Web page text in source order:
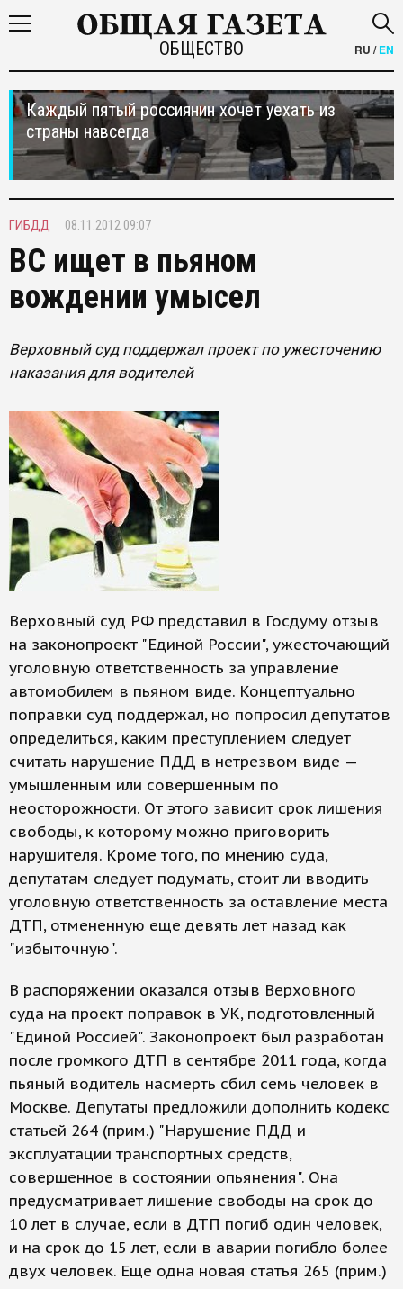
ОБЩЕСТВО RU /EN
Каждый пятый россиянин хочет уехать из
страны навсегда
ГИБДД 08.11.2012 09:07
ВС ищет в пьяном
вождении умысел
Верховный суд поддержал проект по ужесточению
наказания для водителей
Верховный суд РФ представил в Госдуму отзыв
на законопроект "Единой России", ужесточающий
уголовную ответственность за управление
автомобилем в пьяном виде. Концептуально
поправки суд поддержал, но попросил депутатов
определиться, каким преступлением следует
считать нарушение ПДД в нетрезвом виде —
умышленным или совершенным по
неосторожности. От этого зависит срок лишения
свободы, к которому можно приговорить
нарушителя. Кроме того, по мнению суда,
депутатам следует подумать, стоит ли вводить
уголовную ответственность за оставление места
ДТП, отмененную еще девять лет назад как
"избыточную".
В распоряжении оказался отзыв Верховного
суда на проект поправок в УК, подготовленный
"Единой Россией". Законопроект был разработан
после громкого ДТП в сентябре 2011 года, когда
пьяный водитель насмерть сбил семь человек в
Москве. Депутаты предложили дополнить кодекс
статьей 264 (прим.) "Нарушение ПДД и
эксплуатации транспортных средств,
совершенное в состоянии опьянения". Она
предусматривает лишение свободы на срок до
10 лет в случае, если в ДТП погиб один человек,
и на срок до 15 лет, если в аварии погибло более
двух человек. Еще одна новая статья 265 (прим.)